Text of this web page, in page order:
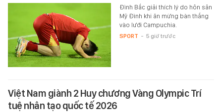
Đình Bắc giải thích lý do hôn sân
Mỹ Đình khi ăn mừng bàn thắng
vào lưới Campuchia.
SPORT - 5 giờ trước
Việt Nam giành 2 Huy chương Vàng Olympic Trí
tuệ nhân tạo quốc tế 2026